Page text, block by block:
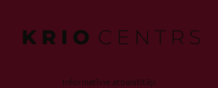
Informatīvie atbalstītāji